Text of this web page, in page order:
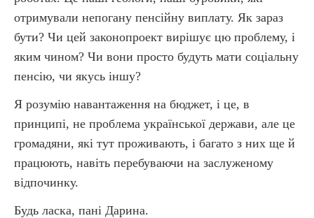
отримували непогану пенсійну виплату. Як зараз
бути? Чи цей законопроект вирішує цю проблему, і
яким чином? Чи вони просто будуть мати соціальну
пенсію, чи якусь іншу?
Я розумію навантаження на бюджет, і це, в
принципі, не проблема української держави, але це
громадяни, які тут проживають, і багато з них ще й
працюють, навіть перебуваючи на заслуженому
відпочинку.
Будь ласка, пані Дарина.